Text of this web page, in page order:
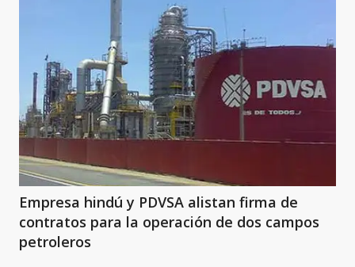
Empresa hindú y PDVSA alistan firma de
contratos para la operación de dos campos
petroleros